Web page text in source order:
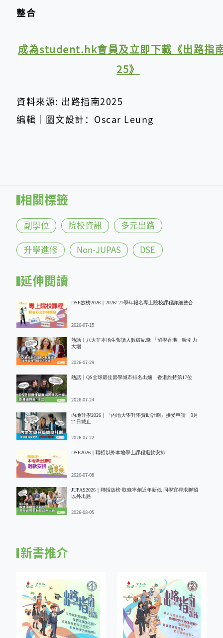
整合
成為student.hk會員及立即下載《出路指
25》
資料來源: 出路指南2025
編輯｜圖文設計：Oscar Leung
相關標籤
副學位 院校資訊 多元出路
升學進修 Non-JUPAS DSE
延伸閱讀
DSE放榜2026｜2026/ 27學年報名專上院校課程詳細整合
2026-07-15
熱話︱八大非本地生報讀人數破紀錄 「留學香港」吸引力
大增
2026-07-29
熱話｜QS全球最佳留學城市排名出爐 香港維持第17位
2026-07-24
內地升學2026｜「內地大學升學資助計劃」接受申請 9月
21日截止
2026-07-22
DSE2026｜聯招以外本地學士課程退款安排
2026-07-08
JUPAS2026｜聯招放榜 取錄率創近年新低 同學宜尋求聯招
以外出路
2026-08-05
新書推介